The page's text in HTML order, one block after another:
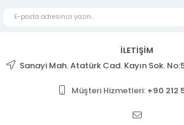
İLETİŞİM
Sanayi Mah. Atatürk Cad. Kayın Sok.
Müşteri Hizmetleri: +90 212